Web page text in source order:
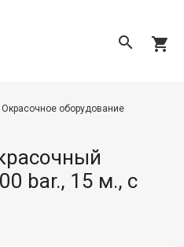
search shopping_cart
Окрасочное оборудование
bar., 15 м., с